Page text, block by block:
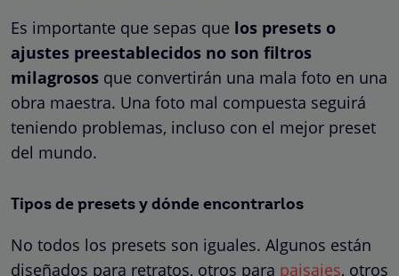
Es importante que sepas que los presets o
ajustes preestablecidos no son filtros
milagrosos que convertirán una mala foto en una
obra maestra. Una foto mal compuesta seguirá
teniendo problemas, incluso con el mejor preset
del mundo.
Tipos de presets y dónde encontrarlos
No todos los presets son iguales. Algunos están
diseñados para retratos, otros para paisajes, otros